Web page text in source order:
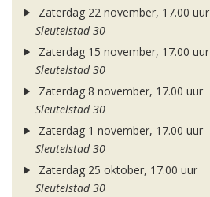
Zaterdag 22 november, 17.00 uur
Sleutelstad 30
Zaterdag 15 november, 17.00 uur
Sleutelstad 30
Zaterdag 8 november, 17.00 uur
Sleutelstad 30
Zaterdag 1 november, 17.00 uur
Sleutelstad 30
Zaterdag 25 oktober, 17.00 uur
Sleutelstad 30